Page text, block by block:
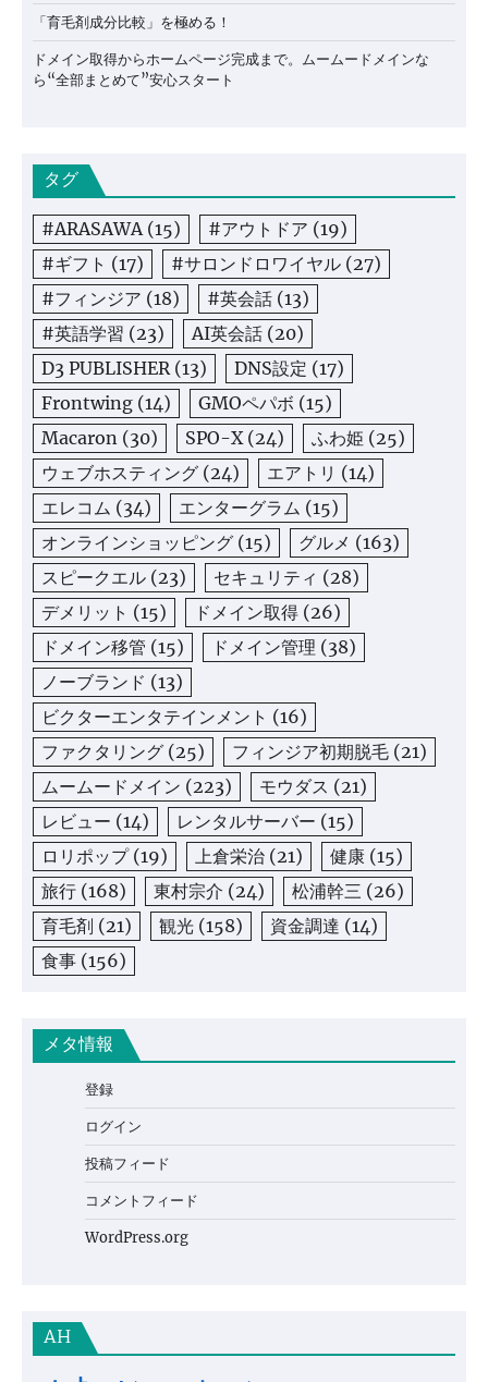
「育毛剤成分比較」を極める！
ドメイン取得からホームページ完成まで。ムームードメインな
ら“全部まとめて”安心スタート
タグ
#ARASAWA (15) #アウトドア (19)
#ギフト (17) #サロンドロワイヤル (27)
#フィンジア (18) #英会話 (13)
#英語学習 (23) AI英会話 (20)
D3 PUBLISHER (13) DNS設定 (17)
Frontwing (14) GMOペパボ (15)
Macaron (30) SPO-X (24) ふわ姫 (25)
ウェブホスティング (24) エアトリ (14)
エレコム (34) エンターグラム (15)
オンラインショッピング (15) グルメ (163)
スピークエル (23) セキュリティ (28)
デメリット (15) ドメイン取得 (26)
ドメイン移管 (15) ドメイン管理 (38)
ノーブランド (13)
ビクターエンタテインメント (16)
ファクタリング (25) フィンジア初期脱毛 (21)
ムームードメイン (223) モウダス (21)
レビュー (14) レンタルサーバー (15)
ロリポップ(19) 上倉栄治 (21) 健康 (15)
旅行 (168) 東村宗介 (24) 松浦幹三 (26)
育毛剤 (21) 観光 (158) 資金調達 (14)
食事 (156)
メタ情報
登録
ログイン
投稿フィード
コメントフィード
WordPress.org
AH